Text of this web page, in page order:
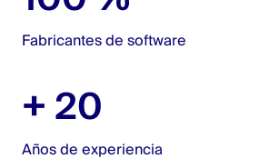
Fabricantes de software
+ 20
Años de experiencia